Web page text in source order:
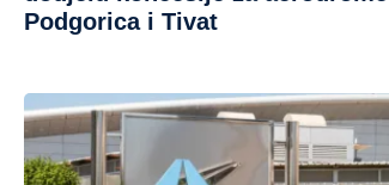
Podgorica i Tivat